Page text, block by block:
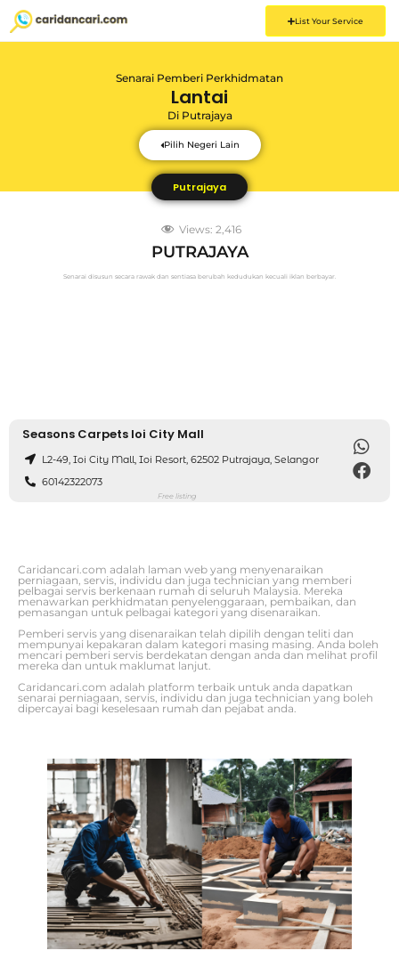
List Your Service
Senarai Pemberi Perkhidmatan
Lantai
Di Putrajaya
Pilih Negeri Lain
Putrajaya
Views: 2,416
PUTRAJAYA
Senarai disusun secara rawak dan sentiasa berubah kedudukan kecuali iklan berbayar.
Seasons Carpets Ioi City Mall
L2-49, Ioi City Mall, Ioi Resort, 62502 Putrajaya, Selangor
60142322073
Free listing
Caridancari.com adalah laman web yang menyenaraikan
perniagaan, servis, individu dan juga technician yang memberi
pelbagai servis berkenaan rumah di seluruh Malaysia. Mereka
menawarkan perkhidmatan penyelenggaraan, pembaikan, dan
pemasangan untuk pelbagai kategori yang disenaraikan.
Pemberi servis yang disenaraikan telah dipilih dengan teliti dan
mempunyai kepakaran dalam kategori masing masing. Anda boleh
mencari pemberi servis berdekatan dengan anda dan melihat profil
mereka dan untuk maklumat lanjut.
Caridancari.com adalah platform terbaik untuk anda dapatkan
senarai perniagaan, servis, individu dan juga technician yang boleh
dipercayai bagi keselesaan rumah dan pejabat anda.